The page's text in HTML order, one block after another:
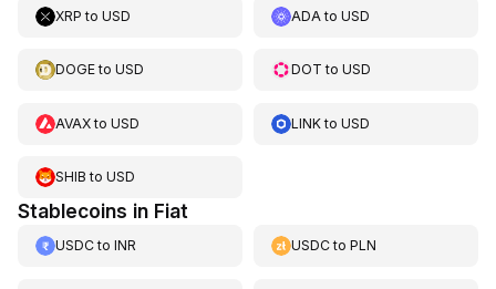
XRP to USD ADA toUSD
DOGEto USD DOT toUSD
AVAXto USD LINKtoUSD
SHIB to USD
Stablecoins in Fiat
USDCto INR USDCtoPLN